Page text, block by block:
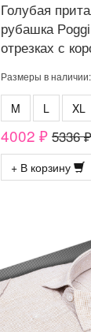
Голубая
рубашка
отрезках с
Размеры в наличии:
M L XL
4002 ₽ 5336 ₽
+ В корзину